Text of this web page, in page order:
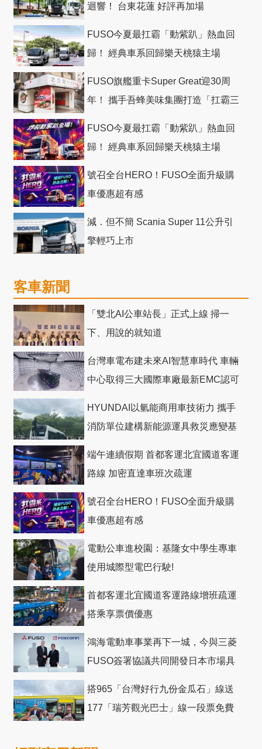
迴響！ 台東花蓮 好評再加場
FUSO今夏最扛霸「動紫趴」熱血回
歸！ 經典車系回歸樂天桃猿主場
FUSO旗艦重卡Super Great迎30周
年！ 攜手吾蜂美味集團打造「扛霸三
FUSO今夏最扛霸「動紫趴」熱血回
歸！ 經典車系回歸樂天桃猿主場
號召全台HERO！FUSO全面升級購
車優惠超有感
減．但不簡 Scania Super 11公升引
擎輕巧上市
客車新聞
「雙北AI公車站長」正式上線 掃一
下、用說的就知道
台灣車電布建未來AI智慧車時代 車輛
中心取得三大國際車廠最新EMC認可
HYUNDAI以氫能商用車技術力 攜手
消防單位建構新能源運具救災應變基
端午連續假期 首都客運北宜國道客運
路線 加密直達車班次疏運
號召全台HERO！FUSO全面升級購
車優惠超有感
電動公車進校園：基隆女中學生專車
使用城際型電巴行駛!
首都客運北宜國道客運路線增班疏運
搭乘享票價優惠
鴻海電動車事業再下一城，今與三菱
FUSO簽署協議共同開發日本市場具
搭965「台灣好行九份金瓜石」線送
177「瑞芳觀光巴士」線一段票免費